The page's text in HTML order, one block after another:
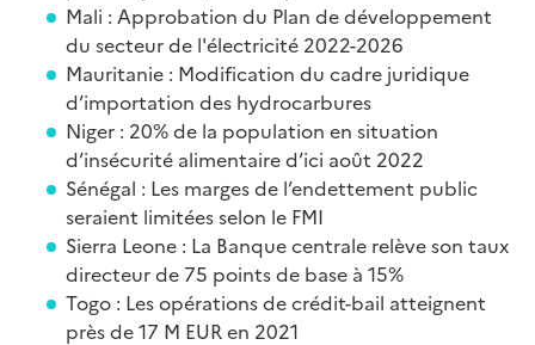
Mali : Approbation du Plan de développement
du secteur de l'électricité 2022-2026
Mauritanie : Modification du cadre juridique
d’importation des hydrocarbures
Niger : 20% de la population en situation
d’insécurité alimentaire d’ici août 2022
Sénégal : Les marges de l’endettement public
seraient limitées selon le FMI
Sierra Leone : La Banque centrale relève son taux
directeur de 75 points de base à 15%
Togo : Les opérations de crédit-bail atteignent
près de 17 M EUR en 2021